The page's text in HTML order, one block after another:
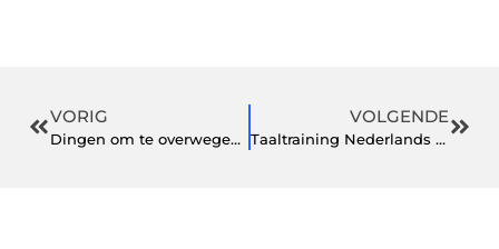
VORIG
Dingen om te overwegen bij het kopen van een dining loungeset
VOLGENDE
Taaltraining Nederlands voor uw werknemers